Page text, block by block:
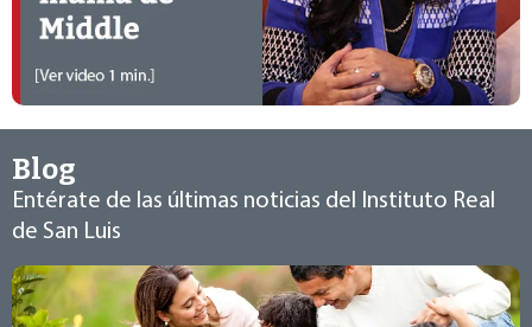
Blog
Entérate de las últimas noticias del Instituto Real
de San Luis